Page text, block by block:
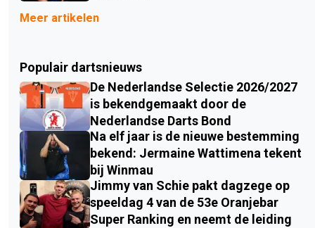
Meer artikelen
Populair dartsnieuws
De Nederlandse Selectie 2026/2027
is bekendgemaakt door de
Nederlandse Darts Bond
Na elf jaar is de nieuwe bestemming
bekend: Jermaine Wattimena tekent
bij Winmau
Jimmy van Schie pakt dagzege op
speeldag 4 van de 53e Oranjebar
Super Ranking en neemt de leiding